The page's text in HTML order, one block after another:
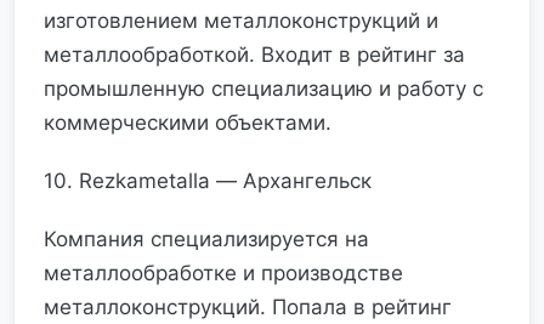
изготовлением металлоконструкций и
металлообработкой. Входит в рейтинг за
промышленную специализацию и работу с
коммерческими объектами.
10. Rezkametalla — Архангельск
Компания специализируется на
металлообработке и производстве
металлоконструкций. Попала в рейтинг